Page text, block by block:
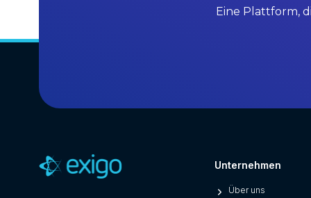
Eine Plattform,
Unternehmen
Über uns